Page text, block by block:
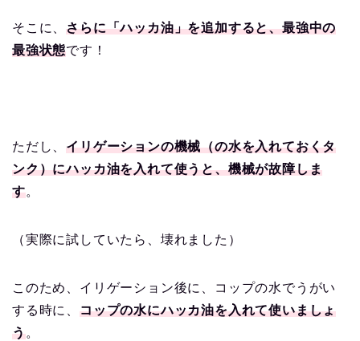
そこに、さらに「ハッカ油」を追加すると、最強中の
最強状態です！
ただし、イリゲーションの機械（の水を入れておくタ
ンク）にハッカ油を入れて使うと、機械が故障しま
す。
（実際に試していたら、壊れました）
このため、イリゲーション後に、コップの水でうがい
する時に、 コップの水にハッカ油を入れて使いましょ
う。